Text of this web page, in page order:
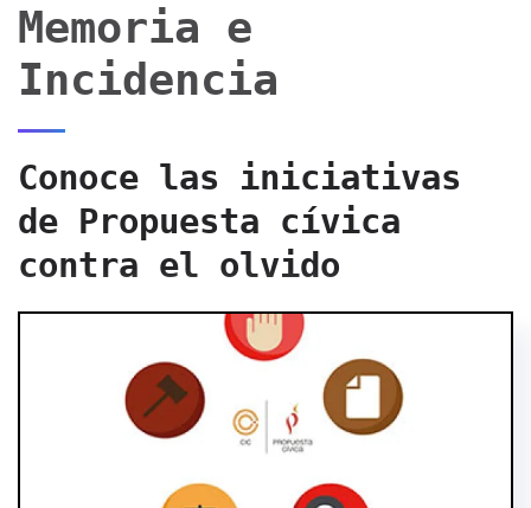
Memoria e
Incidencia
Conoce las iniciativas
de Propuesta cívica
contra el olvido